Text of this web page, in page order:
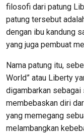
filosofi dari patung
patung tersebut
dengan ibu kandung
yang juga pembuat
Nama patung itu,
World” atau Liberty
digambarkan
membebaskan diri
yang memegang
melambangkan